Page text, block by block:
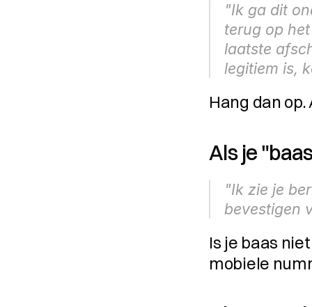
"Ik ga dit
terug op
laatste
legitiem is,
Hang dan
Als je
"Ik zie je
bevestigen
Is je baas
mobiele